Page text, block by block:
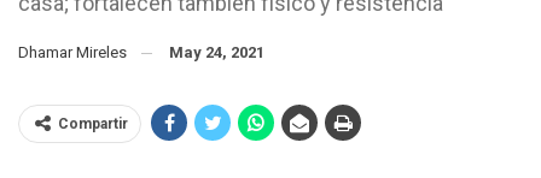
Dhamar Mireles May 24, 2021
Compartir